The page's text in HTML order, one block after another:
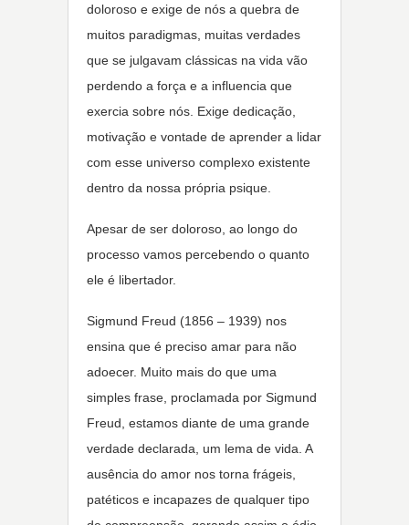
doloroso e exige de nós a quebra de
muitos paradigmas, muitas verdades
que se julgavam clássicas na vida vão
perdendo a força e a influencia que
exercia sobre nós. Exige dedicação,
motivação e vontade de aprender a lidar
com esse universo complexo existente
dentro da nossa própria psique.
Apesar de ser doloroso, ao longo do
processo vamos percebendo o quanto
ele é libertador.
Sigmund Freud (1856 – 1939) nos
ensina que é preciso amar para não
adoecer. Muito mais do que uma
simples frase, proclamada por Sigmund
Freud, estamos diante de uma grande
verdade declarada, um lema de vida. A
ausência do amor nos torna frágeis,
patéticos e incapazes de qualquer tipo